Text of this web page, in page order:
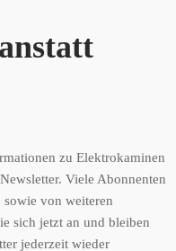
zu Elektrokaminen
Viele Abonnenten
von weiteren
sich jetzt an und bleiben
jederzeit wieder